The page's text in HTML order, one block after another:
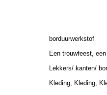
borduurwerkstof
Een trouwfeest,
Lekkers/ kanten/
Kleding, Kleding,